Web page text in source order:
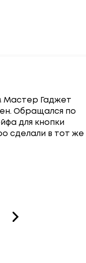
Мастер Гаджет
Обращался по
для кнопки
сделали в тот же